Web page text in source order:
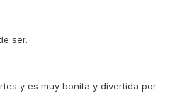
ser.
y es muy bonita y divertida por